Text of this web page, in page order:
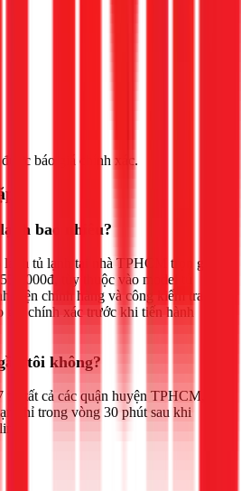
được báo giá chính xác.
bao nhiêu?
lạnh tủ lạnh tại nhà TPHCM trọn gói
tùy thuộc vào model tủ
kiện chính hãng và công kiểm tra,
giá chính xác trước khi tiến hành
tôi không?
tất cả các quận huyện TPHCM,
chỉ trong vòng 30 phút sau khi